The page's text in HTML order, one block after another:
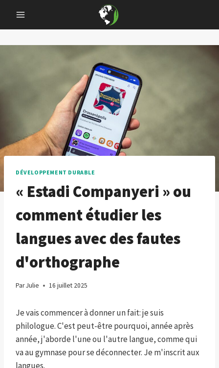
content
DÉVELOPPEMENT DURABLE
« Estadi Companyeri » ou
comment étudier les
langues avec des fautes
d'orthographe
ParJulie 16 juillet 2025
Je vais commencer à donner un fait: je suis
philologue. C'est peut-être pourquoi, année après
année, j'aborde l'une ou l'autre langue, comme qui
va au gymnase pour se déconnecter. Je m'inscrit aux
langues.